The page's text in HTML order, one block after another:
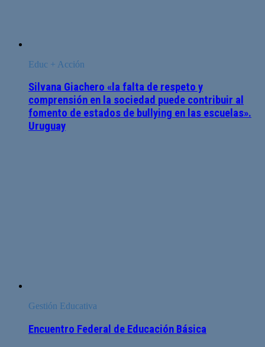
Educ + Acción
Silvana Giachero «la falta de respeto y
comprensión en la sociedad puede contribuir al
fomento de estados de bullying en las escuelas».
Uruguay
Gestión Educativa
Encuentro Federal de Educación Básica